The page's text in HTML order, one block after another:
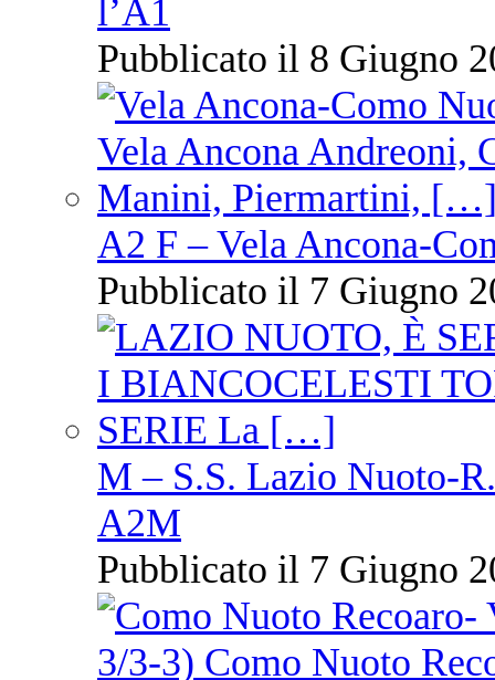
l’A1
Pubblicato il 8 Giugno
A2 F – Vela Ancona-
Pubblicato il 7 Giugno
M – S.S. Lazio Nuoto-
A2M
Pubblicato il 7 Giugno